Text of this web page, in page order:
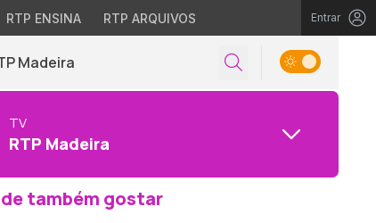
RTP ENSINA RTP ARQUIVOS Entrar
Madeira
TV
RTP Madeira
também gostar